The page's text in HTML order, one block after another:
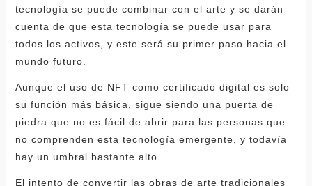
tecnología se puede combinar con el arte y se darán
cuenta de que esta tecnología se puede usar para
todos los activos, y este será su primer paso hacia el
mundo futuro.
Aunque el uso de NFT como certificado digital es solo
su función más básica, sigue siendo una puerta de
piedra que no es fácil de abrir para las personas que
no comprenden esta tecnología emergente, y todavía
hay un umbral bastante alto.
El intento de convertir las obras de arte tradicionales